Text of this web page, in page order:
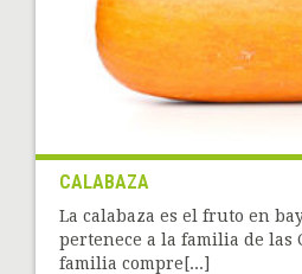
CALABAZA
La calabaza es el fruto en
pertenece a la familia de las
familia compre[...]